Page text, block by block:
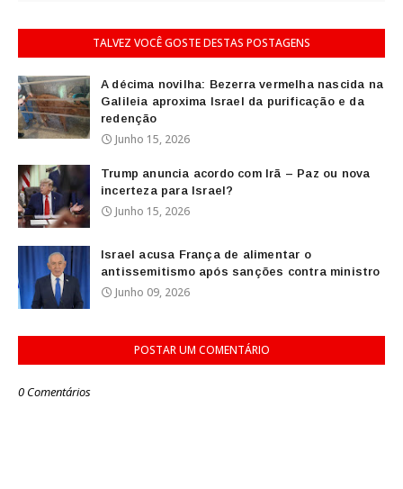
TALVEZ VOCÊ GOSTE DESTAS POSTAGENS
A décima novilha: Bezerra vermelha nascida na
Galileia aproxima Israel da purificação e da
redenção
Junho 15, 2026
Trump anuncia acordo com Irã – Paz ou nova
incerteza para Israel?
Junho 15, 2026
Israel acusa França de alimentar o
antissemitismo após sanções contra ministro
Junho 09, 2026
POSTAR UM COMENTÁRIO
0 Comentários